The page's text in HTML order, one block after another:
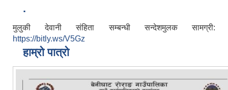
.
मुलुकी देवानी संहिता सम्बन्धी सन्देशमुलक सामग्री:
https://bitly.ws/V5Gz
हाम्रो पात्रो